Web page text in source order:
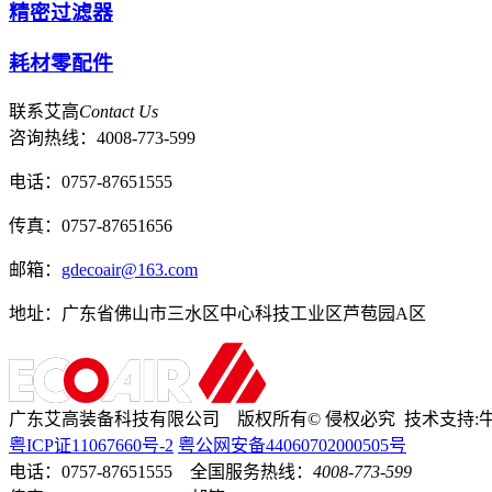
精密过滤器
耗材零配件
联系艾高Contact Us
咨询热线： 4008-773-599
电话：0757-87651555
传真：0757-87651656
邮箱： gdecoair@163.com
地址：广东省佛山市三水区中心科技工业区芦苞园A区
广东艾高装备科技有限公司 版权所有© 侵权必究 技术支持:
粤ICP证11067660号-2 粤公网安备44060702000505号
电话：0757-87651555 全国服务热线： 4008-773-599